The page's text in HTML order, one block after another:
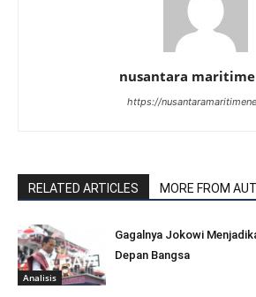
nusantara maritime
https://
RELATED ARTICLES MORE FROM
Analisis
Gagalnya Jokowi
Depan Bangsa